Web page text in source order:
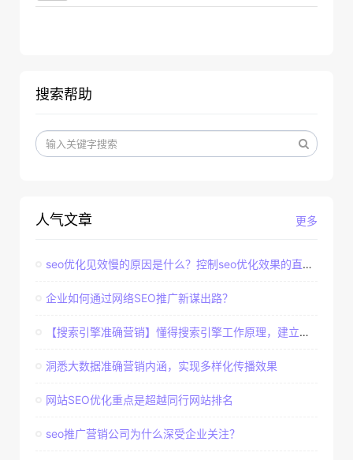
搜索帮助
更多
人气文章
seo优化见效慢的原因是什么？控制seo优化效果的直接因素
企业如何通过网络SEO推广新谋出路？
【搜索引擎准确营销】懂得搜索引擎工作原理，建立准确客户群体
洞悉大数据准确营销内涵，实现多样化传播效果
网站SEO优化重点是超越同行网站排名
seo推广营销公司为什么深受企业关注？